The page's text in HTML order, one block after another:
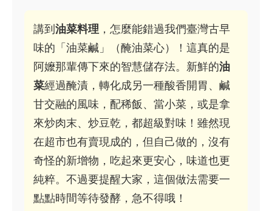
講到 油菜料理 ，怎麼能錯過我們臺灣古早
味的「油菜鹹」（醃油菜心）！這真的是
阿嬤那輩傳下來的智慧儲存法。新鮮的油
菜經過醃漬，轉化成另一種酸香開胃、鹹
甘交融的風味，配稀飯、當小菜，或是拿
來炒肉末、炒豆乾，都超級對味！雖然現
在超市也有賣現成的，但自己做的，沒有
奇怪的新增物，吃起來更安心，味道也更
純粹。不過要提醒大家，這個做法需要一
點點時間等待發酵，急不得哦！